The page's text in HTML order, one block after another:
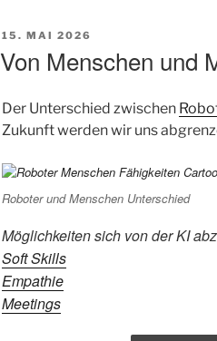
VERÖFFENTLICHT
15. MAI 2026
Von Menschen und
Der Unterschied zwischen
Zukunft werden wir uns
Roboter und Menschen Unterschied
Möglichkeiten sich von der KI
Soft Skills
Empathie
Meetings